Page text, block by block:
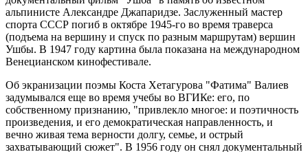
альпинисте Александре Джапаридзе. Заслуженный мастер
спорта СССР погиб в октябре 1945-го во время траверса
(подъема на вершину и спуск по разным маршрутам) вершин
Ушбы. В 1947 году картина была показана на международном
Венецианском кинофестивале.
Об экранизации поэмы Коста Хетагурова "Фатима" Валиев
задумывался еще во время учебы во ВГИКе: его, по
собственному признанию, "привлекло многое: и поэтичность
произведения, и его демократическая направленность, и
вечно живая тема верности долгу, семье, и острый
захватывающий сюжет". В 1956 году он снял документальный